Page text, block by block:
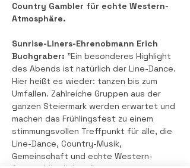
Country Gambler für echte Western-
Atmosphäre.
Sunrise-Liners-Ehrenobmann Erich
Buchgraber: "Ein besonderes Highlight
des Abends ist natürlich der Line-Dance.
Hier heißt es wieder: tanzen bis zum
Umfallen. Zahlreiche Gruppen aus der
ganzen Steiermark werden erwartet und
machen das Frühlingsfest zu einem
stimmungsvollen Treffpunkt für alle, die
Line-Dance, Country-Musik,
Gemeinschaft und echte Western-